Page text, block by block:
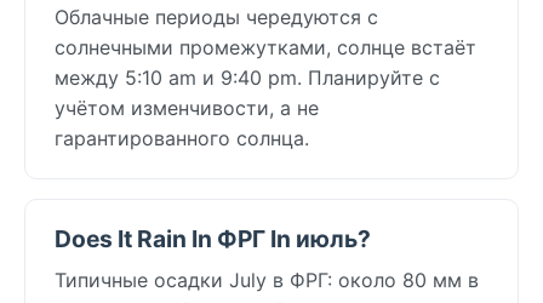
Облачные периоды чередуются с
солнечными промежутками, солнце встаёт
между 5:10 am и 9:40 pm. Планируйте с
учётом изменчивости, а не
гарантированного солнца.
Does It Rain In ФРГ In июль?
Типичные осадки July в ФРГ: около 80 мм в